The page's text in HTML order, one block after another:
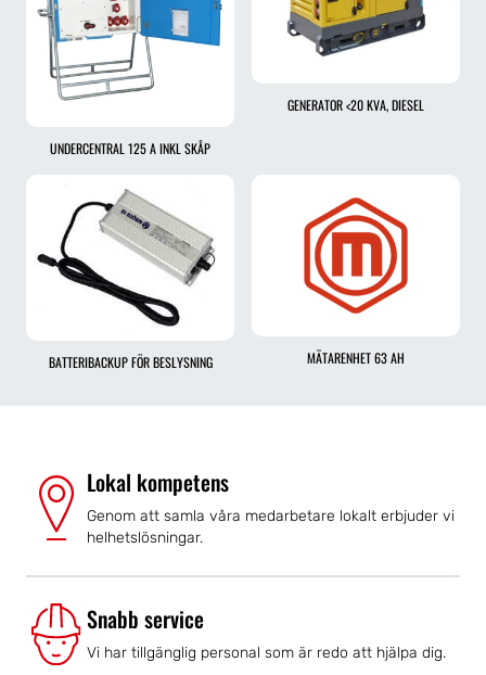
UNDERCENTRAL 125 A INKL SKÅP
GENERATOR <20 KVA, DIESEL
BATTERIBACKUP FÖR BESLYSNING MÄTARENHET 63 AH
Lokal kompetens
Genom att samla våra medarbetare lokalt erbjuder vi
helhetslösningar.
Snabb service
Vi har tillgänglig personal som är redo att hjälpa dig.